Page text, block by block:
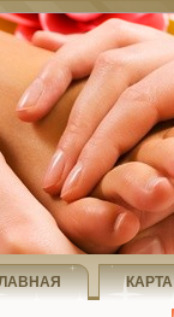
КАРТА